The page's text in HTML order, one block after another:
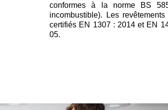
conformes à la norme BS
incombustible). Les
certifiés EN 1307 : 2014 et EN
05.